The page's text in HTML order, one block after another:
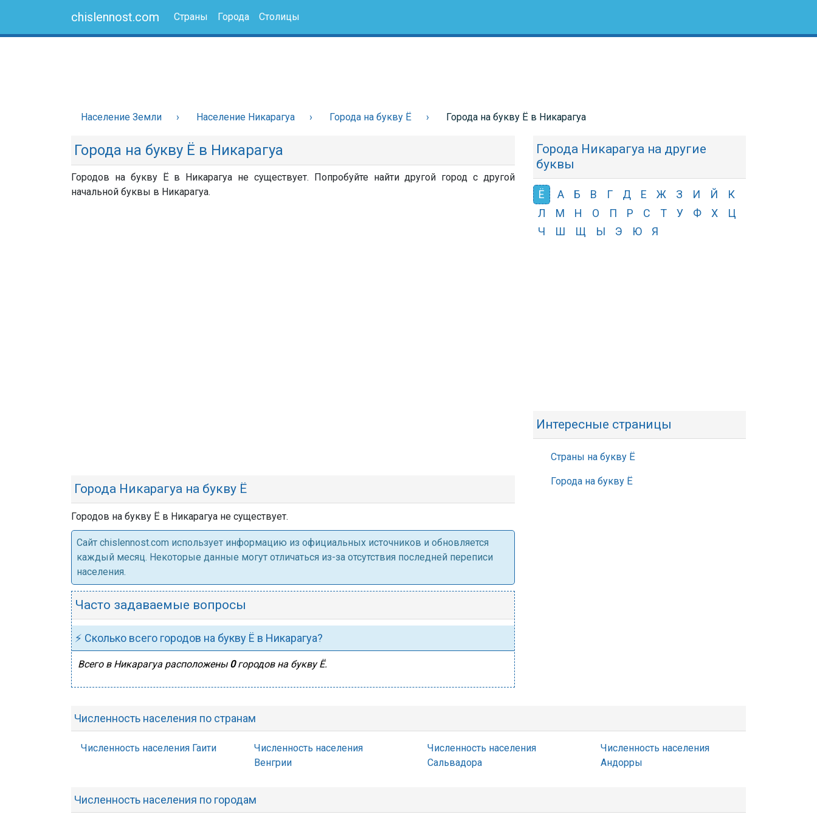
chislennost.com Страны Города Столицы
Население Земли Население Никарагуа Города на букву Ё Города на букву Ё в Никарагуа
Города на букву Ё в Никарагуа
Городов на букву Ё в Никарагуа не существует. Попробуйте найти другой город с другой
начальной буквы в Никарагуа.
Города Никарагуа на букву Ё
Городов на букву Ё в Никарагуа не существует.
Cайт chislennost.com использует информацию из официальных источников и обновляется
каждый месяц. Некоторые данные могут отличаться из-за отсутствия последней переписи
населения.
Часто задаваемые вопросы
⚡ Сколько всего городов на букву Ё в Никарагуа?
Всего в Никарагуа расположены 0городов на букву Ё.
Города Никарагуа на другие
буквы
Ё А Б В Г Д Е Ж З И Й
К
Л
М Н О П Р С Т У Ф Х
Ц
Ч
Ш Щ Ы Э Ю Я
Интересные страницы
Страны на букву Ё
Города на букву Ё
Численность населения по странам
Численность населения Гаити
Численность населения
Венгрии
Численность населения
Сальвадора
Численность населения
Андорры
Численность населения по городам